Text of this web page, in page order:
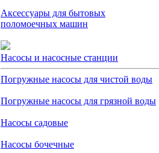
Аксессуары для бытовых
поломоечных машин
Насосы и насосные станции
Погружные насосы для чистой воды
Погружные насосы для грязной воды
Насосы садовые
Насосы бочечные